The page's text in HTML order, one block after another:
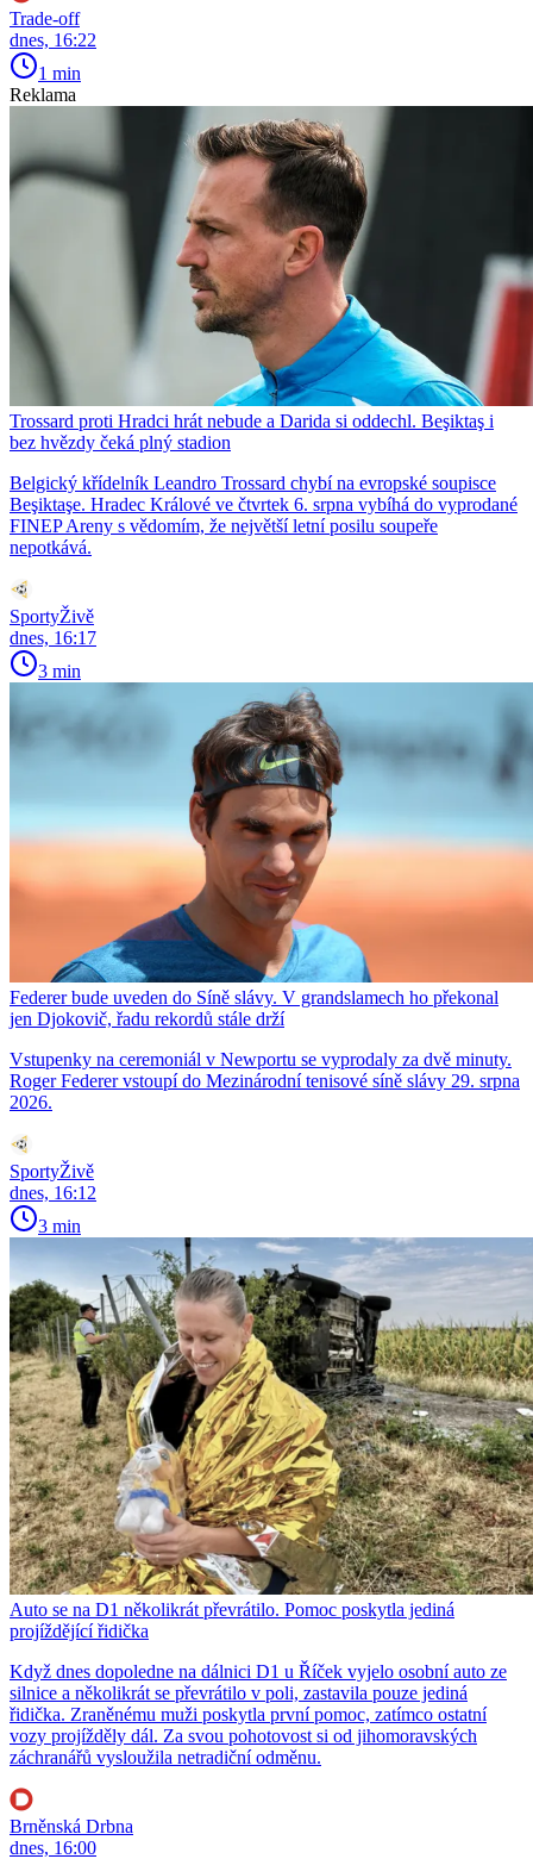
Trade-off
dnes, 16:22
1 min
Reklama
Trossard proti Hradci hrát nebude a Darida si oddechl. Beşiktaş i
bez hvězdy čeká plný stadion
Belgický křídelník Leandro Trossard chybí na evropské soupisce
Beşiktaşe. Hradec Králové ve čtvrtek 6. srpna vybíhá do vyprodané
FINEP Areny s vědomím, že největší letní posilu soupeře
nepotkává.
SportyŽivě
dnes, 16:17
3 min
Federer bude uveden do Síně slávy. V grandslamech ho překonal
jen Djokovič, řadu rekordů stále drží
Vstupenky na ceremoniál v Newportu se vyprodaly za dvě minuty.
Roger Federer vstoupí do Mezinárodní tenisové síně slávy 29. srpna
2026.
SportyŽivě
dnes, 16:12
3 min
Auto se na D1 několikrát převrátilo. Pomoc poskytla jediná
projíždějící řidička
Když dnes dopoledne na dálnici D1 u Říček vyjelo osobní auto ze
silnice a několikrát se převrátilo v poli, zastavila pouze jediná
řidička. Zraněnému muži poskytla první pomoc, zatímco ostatní
vozy projížděly dál. Za svou pohotovost si od jihomoravských
záchranářů vysloužila netradiční odměnu.
Brněnská Drbna
dnes, 16:00